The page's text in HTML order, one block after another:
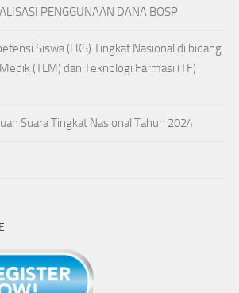
PENGGUNAAN DANA BOSP
Siswa (LKS) Tingkat Nasional di bidang
(TLM) dan Teknologi Farmasi (TF)
Suara Tingkat Nasional Tahun 2024